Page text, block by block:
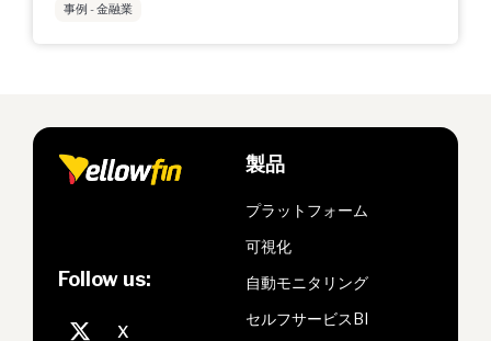
事例 - 金融業
Follow us:
製品
プラットフォーム
可視化
自動モニタリング
セルフサービスBI